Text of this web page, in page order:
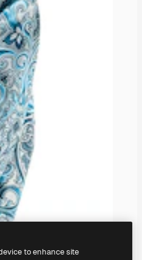
to enhance site